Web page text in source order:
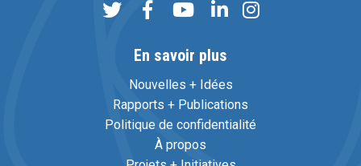
En savoir plus
Nouvelles + Idées
Rapports + Publications
Politique de confidentialité
À propos